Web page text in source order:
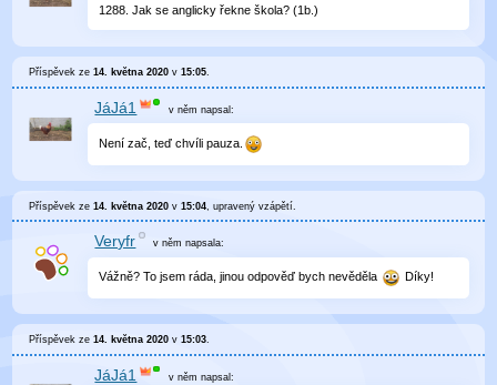
1288. Jak se anglicky řekne škola? (1b.)
Příspěvek ze14. května 2020 v15:05.
JáJá1 v něm napsal:
Není zač, teď chvíli pauza.
Příspěvek ze14. května 2020 v15:04 , upravenývzápětí
Veryfr v němnapsala:
Vážně? To jsem ráda, jinou odpověď bych nevěděla Díky!
Příspěvek ze14. května 2020 v15:03
JáJá1 v něm napsal: